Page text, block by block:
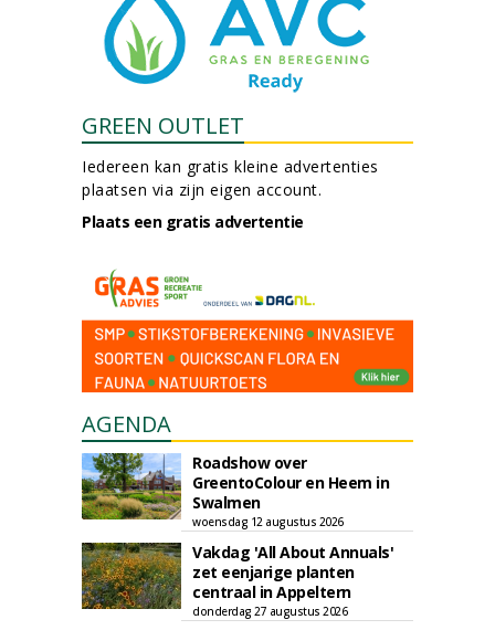
GREEN OUTLET
Iedereen kan gratis kleine advertenties
plaatsen via zijn eigen account.
Plaats een gratis advertentie
AGENDA
Roadshow over
GreentoColour en Heem in
Swalmen
woensdag 12 augustus 2026
Vakdag 'All About Annuals'
zet eenjarige planten
centraal in Appeltern
donderdag 27 augustus 2026